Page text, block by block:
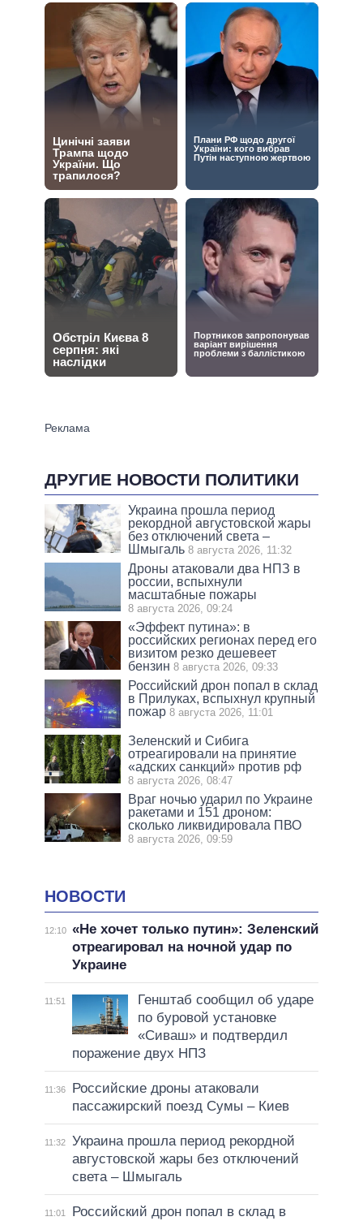
ДРУГИЕ НОВОСТИ ПОЛИТИКИ
Украина прошла период
рекордной августовской жары
без отключений света –
Шмыгаль 8 августа 2026, 11:32
Дроны атаковали два НПЗ в
россии, вспыхнули
масштабные пожары
8 августа 2026, 09:24
«Эффект путина»: в
российских регионах перед его
визитом резко дешевеет
бензин 8 августа 2026, 09:33
Российский дрон попал в склад
в Прилуках, вспыхнул крупный
пожар 8 августа 2026, 11:01
Зеленский и Сибига
отреагировали на принятие
«адских санкций» против рф
8 августа 2026, 08:47
Враг ночью ударил по Украине
ракетами и 151 дроном:
сколько ликвидировала ПВО
8 августа 2026, 09:59
НОВОСТИ
12:10 «Не хочет только путин»: Зеленский
отреагировал на ночной удар по
Украине
11:51
Генштаб сообщил об ударе
по буровой установке
«Сиваш» и подтвердил
поражение двух НПЗ
11:36
Российские дроны атаковали
пассажирский поезд Сумы – Киев
11:32
Украина прошла период рекордной
августовской жары без отключений
света – Шмыгаль
11:01
Российский дрон попал в склад в